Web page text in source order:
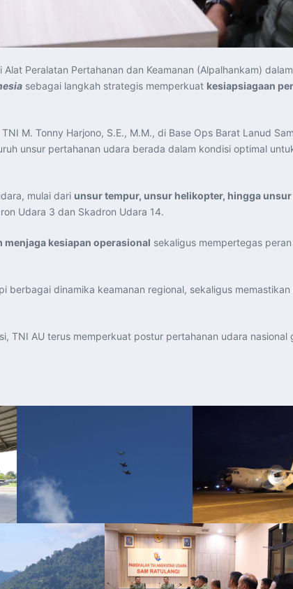
Peralatan Pertahanan dan Keamanan (Alpalhankam)
sebagai langkah strategis memperkuat kesiapsiagaan
M. Tonny Harjono, S.E., M.M., di Base Ops Barat Lanud
unsur pertahanan udara berada dalam kondisi optimal
mulai dari unsur tempur, unsur helikopter, hingga
Udara 3 dan Skadron Udara 14.
menjaga kesiapan operasional sekaligus mempertegas
dinamika keamanan regional, sekaligus
TNI AU terus memperkuat postur pertahanan udara nasional